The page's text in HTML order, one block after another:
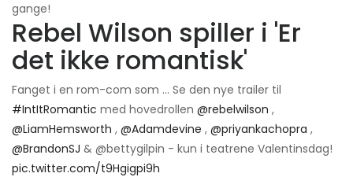
gange!
Rebel Wilson spiller i 'Er
det ikke romantisk'
Fanget i en rom-com som ... Se den nye trailer til
#IntItRomantic med hovedrollen @rebelwilson ,
@LiamHemsworth , @Adamdevine , @priyankachopra ,
@BrandonSJ & @bettygilpin - kun i teatrene Valentinsdag!
pic.twitter.com/t9Hgigpi9h